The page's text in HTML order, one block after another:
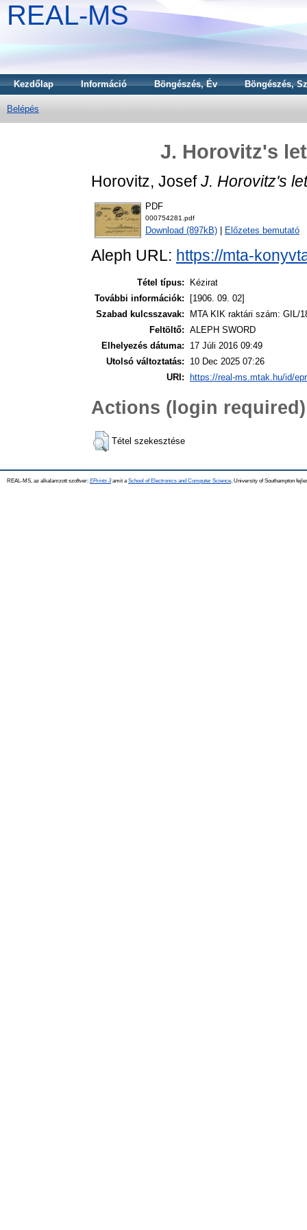
REAL-MS
Kezdőlap Információ Böngészés, Év Böngészés,
Belépés
J. Horovitz's
Horovitz, Josef J. Horovitz's
PDF
000754281.pdf
Download (897kB) Előzetes bemutató
Aleph URL: https://mta-
Tétel típus:
Kézirat
További információk:
[1906. 09. 02]
Szabad kulcsszavak:
MTA KIK raktári szám: GIL/
Feltöltő: ALEPH SWORD
Elhelyezés dátuma:
17 Júli 2016 09:49
Utolsó változtatás:
10 Dec 2025 07:26
URI:
https://real-ms.mtak.hu/id/
Actions (login required)
Tétel szekesztése
REAL-MS, az alkalamzott szoftver: EPrints 3amit a School of Electronics and Computer Science , University of Southampton